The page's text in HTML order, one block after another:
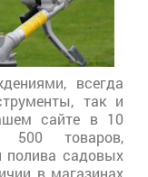
всегда
так и
сайте в 10
500 товаров,
полива садовых
в магазинах